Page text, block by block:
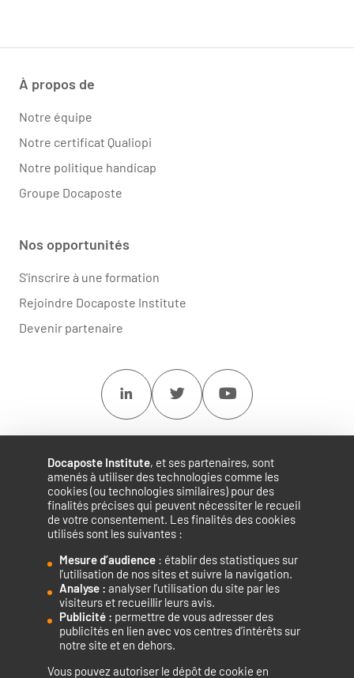
Docaposte Institute, et ses partenaires, sont
amenés à utiliser des technologies comme les
cookies (ou technologies similaires) pour des
finalités précises qui peuvent nécessiter le recueil
de votre consentement. Les finalités des cookies
utilisés sont les suivantes :
Mesure d’audience : établir des statistiques sur
l’utilisation de nos sites et suivre la navigation.
Analyse : analyser l’utilisation du site par les
visiteurs et recueillir leurs avis.
Publicité : permettre de vous adresser des
publicités en lien avec vos centres d’intérêts sur
notre site et en dehors.
Vous pouvez autoriser le dépôt de cookie en
Accélérateur de compétences numériques.
À propos de
Notre équipe
Notre certificat Qualiopi
Notre politique handicap
Groupe Docaposte
Nos opportunités
S'inscrire à une formation
Rejoindre Docaposte Institute
Devenir partenaire
Linkedin Twitter Youtube